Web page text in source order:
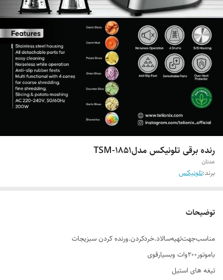
رنده برقی تلونیکس مدلTSM-1851
عدنان
برند:تلونیکس‌
توضیحات
مناسب‌جهت‌تهیه‌سالاد.خردکردن‌.ورنده کردن سبزیجات‌
باموتور200وات وبسیارقوی
تیغه های استیل